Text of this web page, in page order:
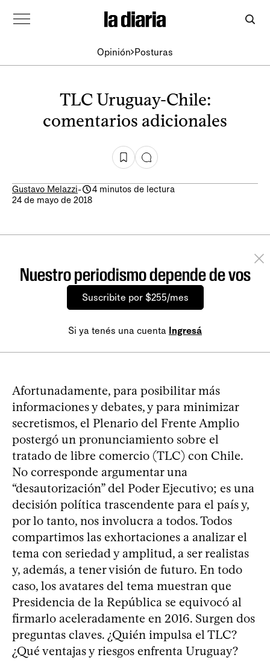
Opinión Posturas
TLC Uruguay-Chile:
comentarios adicionales
Gustavo Melazzi-
4 minutos de lectura
24 de mayo de 2018
Nuestro periodismo depende de vos
Suscribite por $255/mes
Si ya tenés una cuenta Ingresá
Afortunadamente, para posibilitar más
informaciones y debates, y para minimizar
secretismos, el Plenario del Frente Amplio
postergó un pronunciamiento sobre el
tratado de libre comercio (TLC) con Chile.
No corresponde argumentar una
“desautorización” del Poder Ejecutivo; es una
decisión política trascendente para el país y,
por lo tanto, nos involucra a todos. Todos
compartimos las exhortaciones a analizar el
tema con seriedad y amplitud, a ser realistas
y, además, a tener visión de futuro. En todo
caso, los avatares del tema muestran que
Presidencia de la República se equivocó al
firmarlo aceleradamente en 2016. Surgen dos
preguntas claves. ¿Quién impulsa el TLC?
¿Qué ventajas y riesgos enfrenta Uruguay?